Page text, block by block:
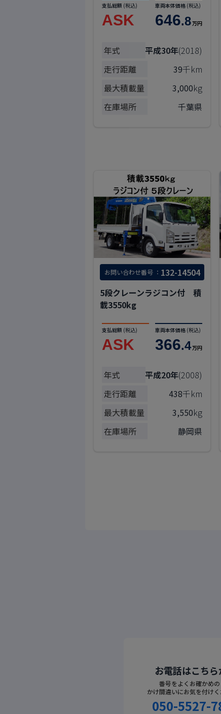
支払総額 (税込)
ASK
車両本体価格 (税込)
646.8万円
年式 平成30年(2018)
走行距離
39千km
最大積載量
3,000kg
在庫場所
千葉県
お問い合わせ番号 ： 132-14504
5段クレーンラジコン付 積
載3550kg
支払総額 (税込)
ASK
車両本体価格 (税込)
366.4万円
年式 平成20年(2008)
走行距離
438千km
最大積載量
3,550kg
在庫場所
静岡県
お電話はこちら
番号をよくお確かめの
かけ間違いにお気を付けく
050-5527-